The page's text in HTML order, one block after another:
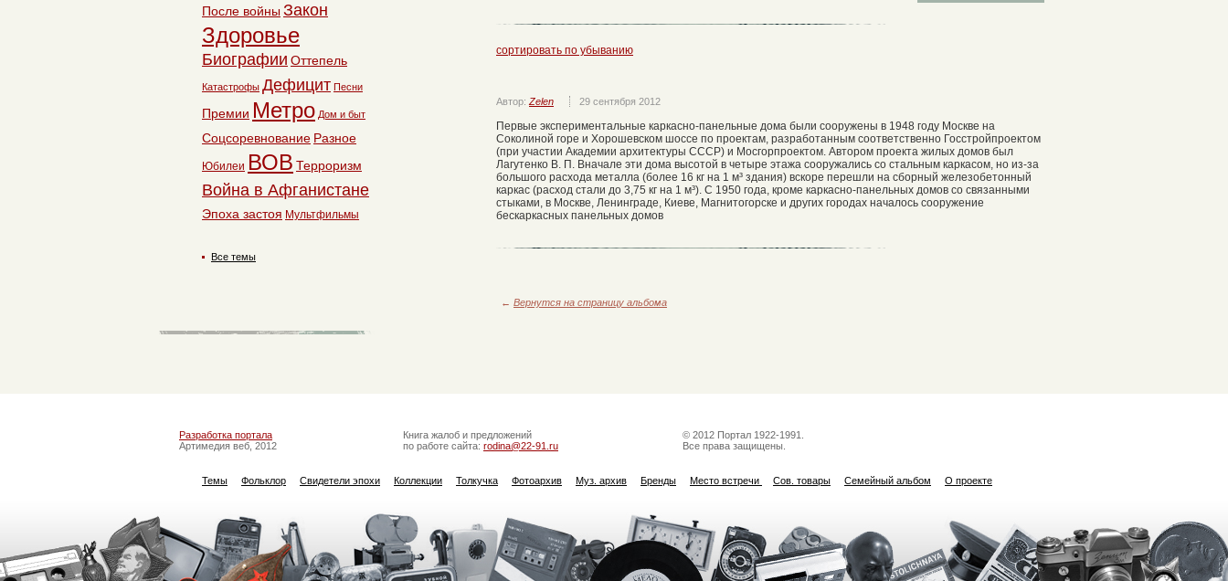
сортировать по убыванию
Автор: Zelen 29 сентября 2012
Первые экспериментальные каркасно-панельные дома были сооружены в 1948 году Москве на
Соколиной горе и Хорошевском шоссе по проектам, разработанным соответственно Госстройпроектом
(при участии Академии архитектуры СССР) и Мосгорпроектом. Автором проекта жилых домов был
Лагутенко В. П. Вначале эти дома высотой в четыре этажа сооружались со стальным каркасом, но из-за
большого расхода металла (более 16 кг на 1 м³ здания) вскоре перешли на сборный железобетонный
каркас (расход стали до 3,75 кг на 1 м³). С 1950 года, кроме каркасно-панельных домов со связанными
стыками, в Москве, Ленинграде, Киеве, Магнитогорске и других городах началось сооружение
бескаркасных панельных домов
← Вернутся на страницу альбома
После войны Закон
Здоровье
Биографии Оттепель
Катастрофы Дефицит Песни
Премии Метро Дом и быт
Соцсоревнование Разное
Юбилеи ВОВ Терроризм
Война в Афганистане
Эпоха застоя Мультфильмы
Все темы
Разработка портала
Артимедия веб, 2012
Книга жалоб и предложений
по работе сайта: rodina@22-91.ru
© 2012 Портал 1922-1991.
Все права защищены.
Темы Фольклор Свидетели эпохи Коллекции Толкучка Фотоархив Муз. архив Бренды Место встречи Сов. товары Семейный альбом О проекте